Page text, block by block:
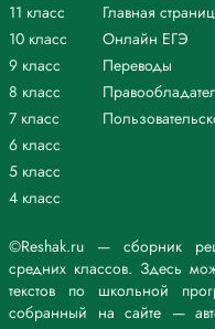
©Reshak.ru — сборник
средних классов. Здесь
текстов по школьной
собранный на сайте —
11 класс
10 класс
9 класс
8 класс
7 класс
6 класс
5 класс
4 класс
Главная
Онлайн ЕГЭ
Переводы